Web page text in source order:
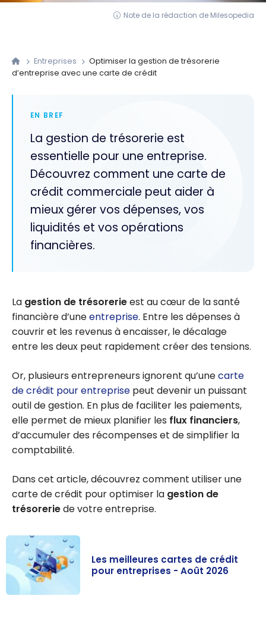
Note de la rédaction de Milesopedia
Entreprises
Optimiser la gestion de trésorerie
d’entreprise avec une carte de crédit
EN BREF
La gestion de trésorerie est
essentielle pour une entreprise.
Découvrez comment une carte de
crédit commerciale peut aider à
mieux gérer vos dépenses, vos
liquidités et vos opérations
financières.
La gestion de trésorerieest au cœur de la santé
financière d’uneentreprise. Entre les dépenses à
couvrir et les revenus à encaisser, le décalage
entre les deux peut rapidement créer des tensions.
Or, plusieurs entrepreneurs ignorent qu’unecarte
de crédit pour entreprise peut devenir un puissant
outil de gestion. En plus de faciliter les paiements,
elle permet de mieux planifier les flux financiers,
d’accumuler des récompenses et de simplifier la
comptabilité.
Dans cet article, découvrez comment utiliser une
carte de crédit pour optimiser la gestion de
trésoreriede votre entreprise.
Les meilleures cartes de crédit
pour entreprises - Août 2026